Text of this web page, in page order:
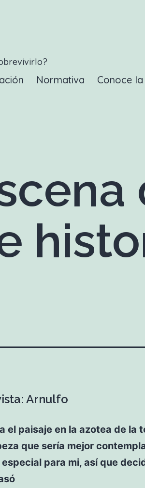
Normativa Conoce
Arnulfo
el paisaje en la azotea de la
que sería mejor
para mi, así que